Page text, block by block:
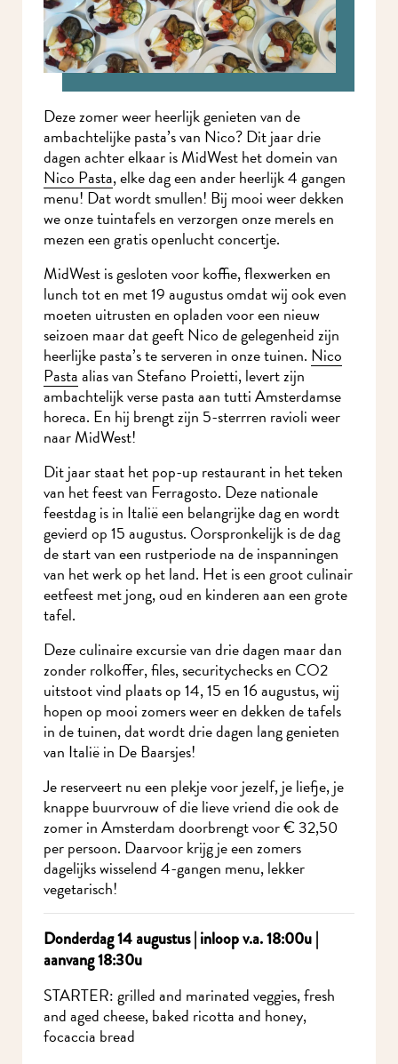
Deze zomer weer heerlijk genieten van de
ambachtelijke pasta’s van Nico? Dit jaar drie
dagen achter elkaar is MidWest het domein van
Nico Pasta, elke dag een ander heerlijk 4 gangen
menu! Dat wordt smullen! Bij mooi weer dekken
we onze tuintafels en verzorgen onze merels en
mezen een gratis openlucht concertje.
MidWest is gesloten voor koffie, flexwerken en
lunch tot en met 19 augustus omdat wij ook even
moeten uitrusten en opladen voor een nieuw
seizoen maar dat geeft Nico de gelegenheid zijn
heerlijke pasta’s te serveren in onze tuinen. Nico
Pastaalias van Stefano Proietti, levert zijn
ambachtelijk verse pasta aan tutti Amsterdamse
horeca. En hij brengt zijn 5-sterrren ravioli weer
naar MidWest!
Dit jaar staat het pop-up restaurant in het teken
van het feest van Ferragosto. Deze nationale
feestdag is in Italië een belangrijke dag en wordt
gevierd op 15 augustus. Oorspronkelijk is de dag
de start van een rustperiode na de inspanningen
van het werk op het land. Het is een groot culinair
eetfeest met jong, oud en kinderen aan een grote
tafel.
Deze culinaire excursie van drie dagen maar dan
zonder rolkoffer, files, securitychecks en CO2
uitstoot vind plaats op 14, 15 en 16 augustus, wij
hopen op mooi zomers weer en dekken de tafels
in de tuinen, dat wordt drie dagen lang genieten
van Italië in De Baarsjes!
Je reserveert nu een plekje voor jezelf, je liefje, je
knappe buurvrouw of die lieve vriend die ook de
zomer in Amsterdam doorbrengt voor € 32,50
per persoon. Daarvoor krijg je een zomers
dagelijks wisselend 4-gangen menu, lekker
vegetarisch!
Donderdag 14 augustus | inloop v.a. 18:00u |
aanvang 18:30u
STARTER: grilled and marinated veggies, fresh
and aged cheese, baked ricotta and honey,
focaccia bread